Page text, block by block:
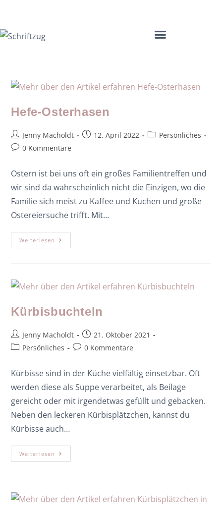
Hefe-Osterhasen
Jenny Macholdt 12. April 2022
Persönliches
0 Kommentare
Ostern ist bei uns oft ein großes Familientreffen und
wir sind da wahrscheinlich nicht die Einzigen, wo die
Familie sich meist zu Kaffee und Kuchen und große
Ostereiersuche trifft. Mit…
Weiterlesen
Kürbisbuchteln
Jenny Macholdt
21. Oktober 2021
Persönliches
0 Kommentare
Kürbisse sind in der Küche vielfältig einsetzbar. Oft
werden diese als Suppe verarbeitet, als Beilage
gereicht oder mit irgendetwas gefüllt und gebacken.
Neben den leckeren Kürbisplätzchen, kannst du
Kürbisse auch…
Weiterlesen